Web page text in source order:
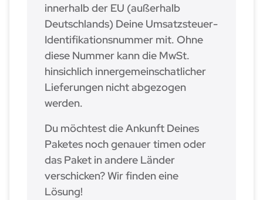
innerhalb der EU (außerhalb
Deutschlands) Deine Umsatzsteuer-
Identifikationsnummer mit. Ohne
diese Nummer kann die MwSt.
hinsichlich innergemeinschatlicher
Lieferungen nicht abgezogen
werden.
Du möchtest die Ankunft Deines
Paketes noch genauer timen oder
das Paket in andere Länder
verschicken? Wir finden eine
Lösung!